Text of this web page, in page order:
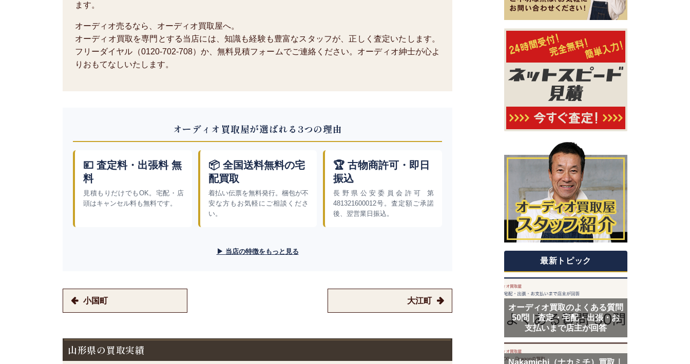
ます。
オーディオ売るなら、オーディオ買取屋へ。
オーディオ買取を専門とする当店には、知識も経験も豊富なスタッフが、正しく査定いたします。
フリーダイヤル（0120-702-708）か、無料見積フォームでご連絡ください。オーディオ紳士が心よ
りおもてなしいたします。
オーディオ買取屋が選ばれる3つの理由
💴 査定料・出張料 無
料
見積もりだけでもOK。宅配・店
頭はキャンセル料も無料です。
📦 全国送料無料の宅
配買取
着払い伝票を無料発行。梱包が不
安な方もお気軽にご相談くださ
い。
🏆 古物商許可・即日
振込
長野県公安委員会許可 第
481321600012号。査定額ご承諾
後、翌営業日振込。
▶ 当店の特徴をもっと見る
小国町 大江町
山形県の買取実績
最新トピック
オーディオ買取のよくある質問
50問｜査定・宅配・出張・お
支払いまで店主が回答
Nakamichi（ナカミチ）買取｜